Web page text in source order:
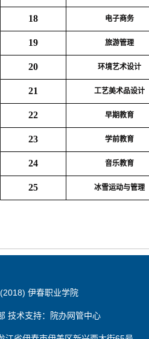
18 电子商务
19 旅游管理
20 环境艺术设计
21 工艺美术品设计
22 早期教育
23 学前教育
24 音乐教育
25 冰雪运动与管理
伊春职业学院
技术支持：院办网管中心